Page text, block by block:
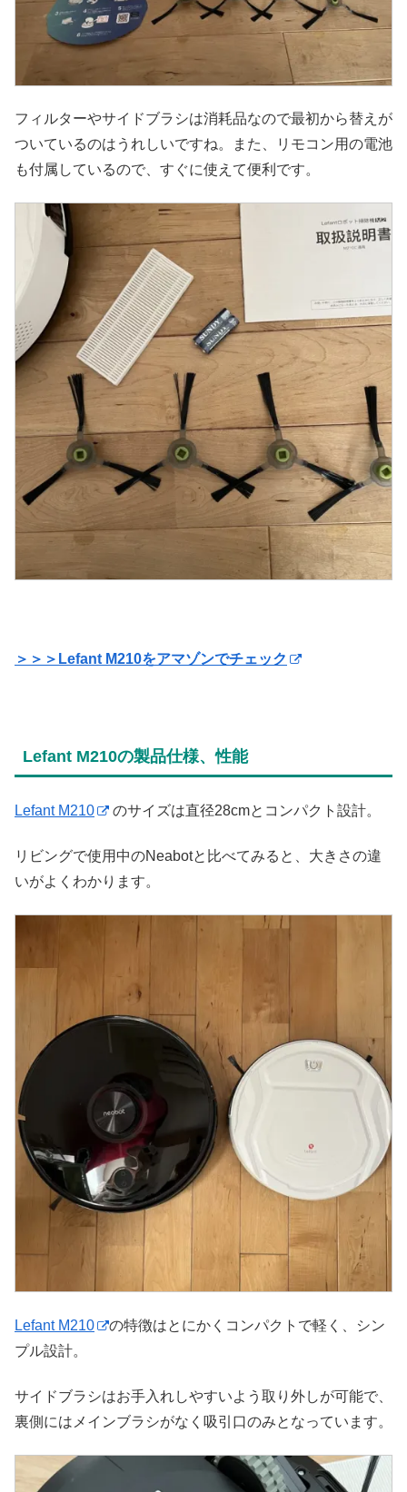
フィルターやサイドブラシは消耗品なので最初から替えが
ついているのはうれしいですね。また、リモコン用の電池
も付属しているので、すぐに使えて便利です。
＞＞＞Lefant M210をアマゾンでチェック
Lefant M210の製品仕様、性能
Lefant M210 のサイズは直径28cmとコンパクト設計。
リビングで使用中のNeabotと比べてみると、大きさの違
いがよくわかります。
Lefant M210
の特徴はとにかくコンパクトで軽く、シン
プル設計。
サイドブラシはお手入れしやすいよう取り外しが可能で、
裏側にはメインブラシがなく吸引口のみとなっています。